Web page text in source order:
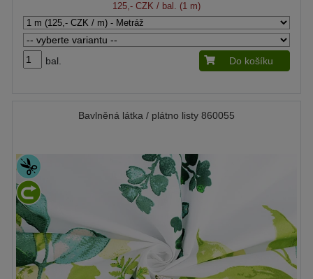
125,- CZK / bal. (1 m)
bal. Do košíku
Bavlněná látka / plátno listy 860055